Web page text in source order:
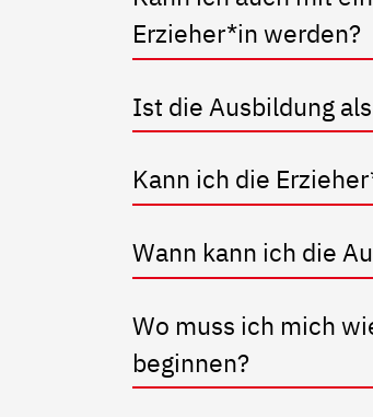
Erzieher*in werden?
Ist die Ausbildung
Kann ich die
Wann kann ich die
Wo muss ich mich
beginnen?